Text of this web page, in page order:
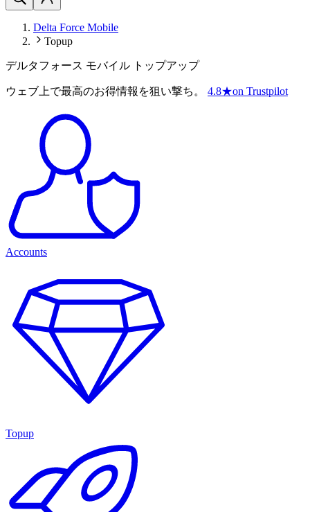
Delta Force Mobile
Topup
デルタフォース モバイル トップアップ
ウェブ上で最高のお得情報を狙い撃ち。 4.8★on Trustpilot
Accounts
Topup